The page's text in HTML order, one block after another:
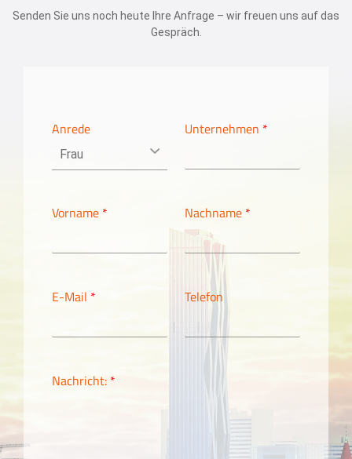
Senden Sie uns noch heute Ihre Anfrage – wir freuen uns auf das
Gespräch.
Anrede Unternehmen *
Vorname * Nachname *
E-Mail * Telefon
Nachricht: *